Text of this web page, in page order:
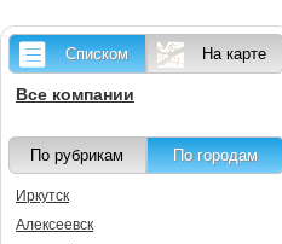
Списком На карте
Все компании
По рубрикам По городам
Иркутск
Алексеевск